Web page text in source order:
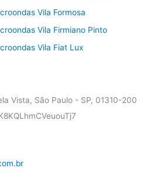
Vila Formosa
Vila Firmiano Pinto
Vila Fiat Lux
Vista, São Paulo - SP, 01310-200